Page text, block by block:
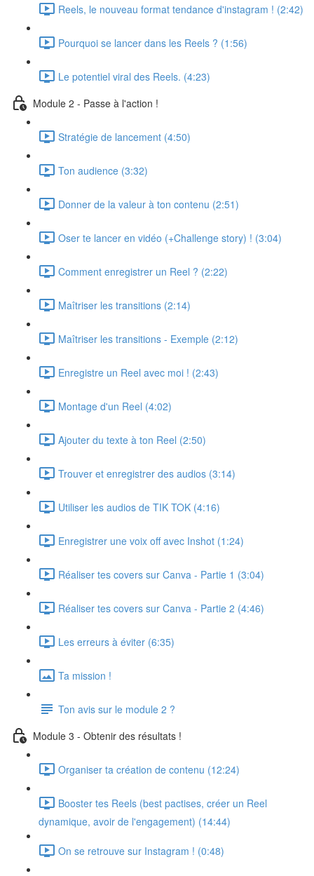
Reels, le nouveau format tendance d'instagram ! (2:42)
Pourquoi se lancer dans les Reels ? (1:56)
Le potentiel viral des Reels. (4:23)
Module 2 - Passe à l'action !
Stratégie de lancement (4:50)
Ton audience (3:32)
Donner de la valeur à ton contenu (2:51)
Oser te lancer en vidéo (+Challenge story) ! (3:04)
Comment enregistrer un Reel ? (2:22)
Maîtriser les transitions (2:14)
Maîtriser les transitions - Exemple (2:12)
Enregistre un Reel avec moi ! (2:43)
Montage d'un Reel (4:02)
Ajouter du texte à ton Reel (2:50)
Trouver et enregistrer des audios (3:14)
Utiliser les audios de TIK TOK (4:16)
Enregistrer une voix off avec Inshot (1:24)
Réaliser tes covers sur Canva - Partie 1 (3:04)
Réaliser tes covers sur Canva - Partie 2 (4:46)
Les erreurs à éviter (6:35)
Ta mission !
Ton avis sur le module 2 ?
Module 3 - Obtenir des résultats !
Organiser ta création de contenu (12:24)
Booster tes Reels (best pactises, créer un Reel
dynamique, avoir de l'engagement) (14:44)
On se retrouve sur Instagram ! (0:48)